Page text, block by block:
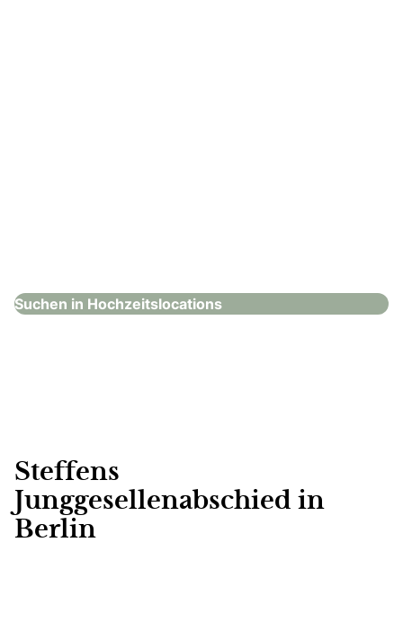
Suchen in Hochzeitslocations
Steffens
Junggesellenabschied in
Berlin